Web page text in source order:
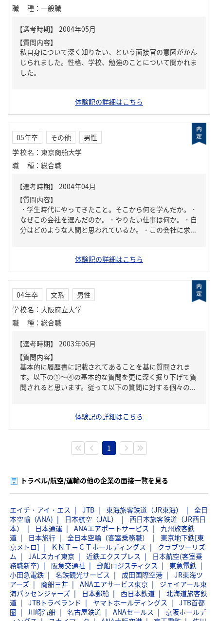
職種 ： 一般職
【質問内容】
私自身について深く知りたい、という面接官の意図がかん
じられました。性格、学校、勉強のことについて聞かれま
した。
体験記の詳細はこちら
05年卒 その他
男性
学校名 ： 東京商船大学
職種 ： 総合職
【質問内容】
・学生時代にやってきたこと。そこから何を学んだか。・
なぜこの会社を選んだのか。・やりたい仕事は何か。・自
分はどのような人間と思われているか。・この会社に求...
体験記の詳細はこちら
04年卒 文系
男性
学校名 ： 大阪府立大学
職種 ： 総合職
【質問内容】
基本的に履歴書に記載されてあることを基に質問されま
す。以下の①～④の基本的な質問を更に深く掘り下げて質
問されると思います。従って以下の質問に対する個々の...
体験記の詳細はこちら
1
トラベル/航空/運輸の他の企業の面接一覧を見る
エイチ・アイ・エス JTB 東海旅客鉄道（JR東海）
全日
本空輸（ANA)
日本航空（JAL）
西日本旅客鉄道（JR西日
本）
日本通運 ANAエアポートサービス
九州旅客鉄
道
日本旅行 全日本空輸（客室乗務職）
東京地下鉄[東
京メトロ]
ＫＮＴ－ＣＴホールディングス
クラブツーリズ
ム
JALスカイ東京 近鉄エクスプレス
日本航空(客室乗
務職新卒)
阪急交通社 郵船ロジスティクス
東急電鉄
小田急電鉄
名鉄観光サービス 成田国際空港
JR東海ツ
アーズ
商船三井 ANAエアサービス東京
ジェイアール東
海パッセンジャーズ
日本郵船 西日本鉄道
北海道旅客鉄
道
JTBトラベランド ヤマトホールディングス
JTB首都
圏
川崎汽船 名古屋鉄道 ANAセールス
京阪ホールデ